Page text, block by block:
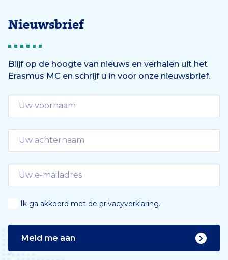
Nieuwsbrief
Blijf op de hoogte van nieuws en verhalen uit het
Erasmus MC en schrijf u in voor onze nieuwsbrief.
Ik ga akkoord met de privacyverklaring.
Meld me aan